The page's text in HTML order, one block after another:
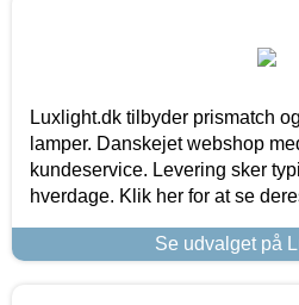
Luxlight.dk tilbyder prismatch
lamper. Danskejet webshop
kundeservice. Levering sker
hverdage. Klik her for at se
Se udvalget på